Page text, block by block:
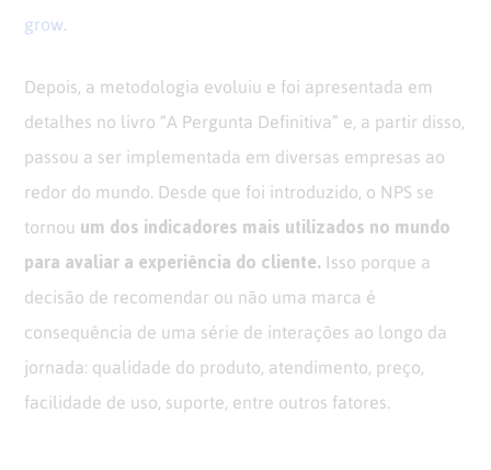
grow
Depois, a metodologia evoluiu e foi apresentada em
detalhes no livro “A Pergunta Definitiva” e, a partir disso,
passou a ser implementada em diversas empresas ao
redor do mundo. Desde que foi introduzido, o NPS se
tornou um dos indicadores mais utilizados no mundo
para avaliar a experiência do cliente. Isso porque a
decisão de recomendar ou não uma marca é
consequência de uma série de interações ao longo da
jornada: qualidade do produto, atendimento, preço,
facilidade de uso, suporte, entre outros fatores.